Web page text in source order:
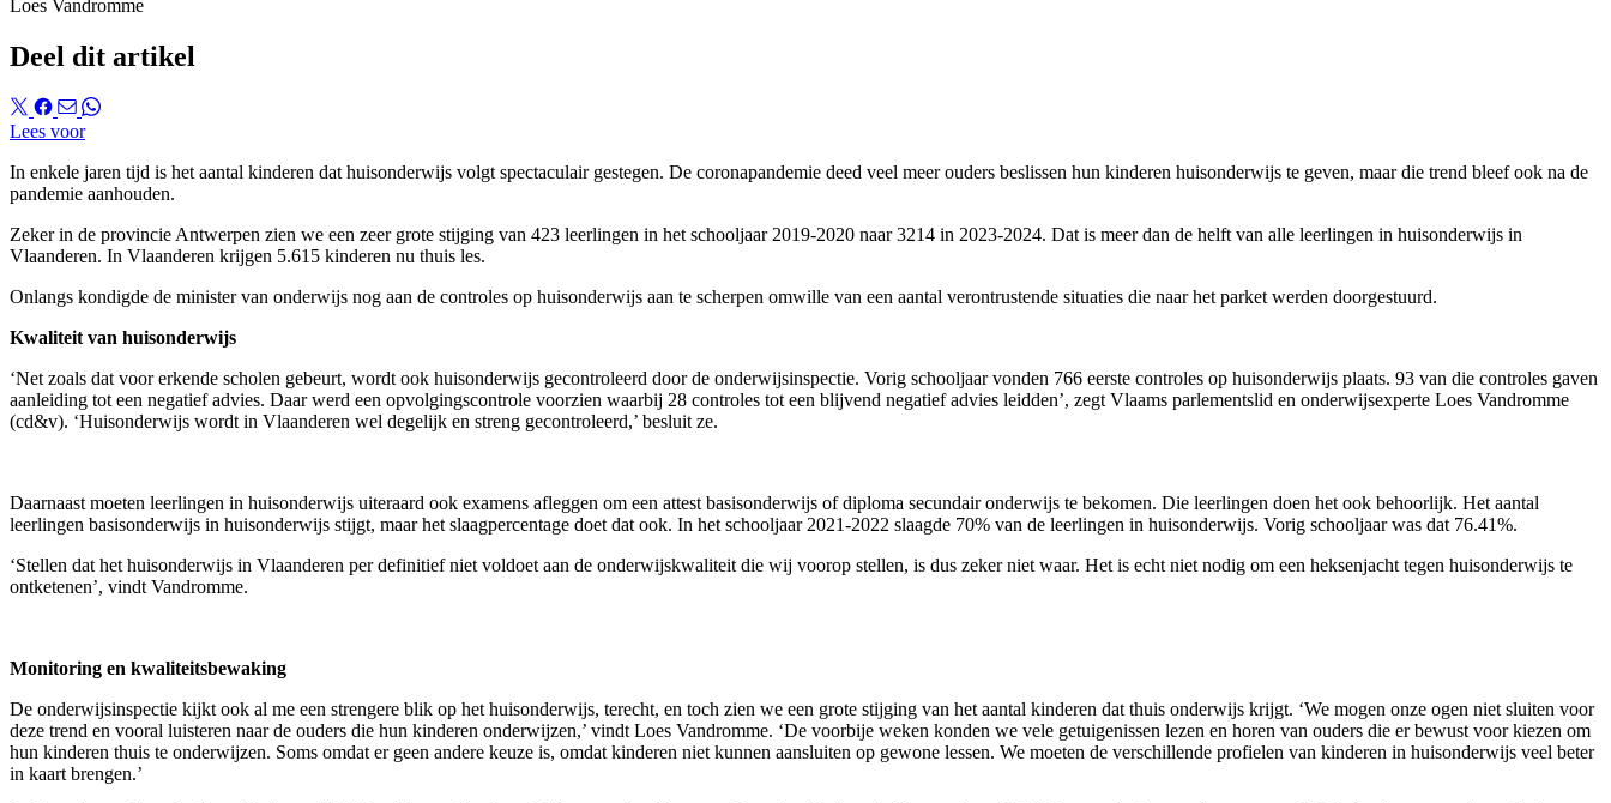
Loes Vandromme
Deel dit artikel
Lees voor
In enkele jaren tijd is het aantal kinderen dat huisonderwijs volgt spectaculair gestegen. De coronapandemie deed veel meer ouders beslissen hun kinderen huisonderwijs te geven, maar die trend bleef ook na de
pandemie aanhouden.
Zeker in de provincie Antwerpen zien we een zeer grote stijging van 423 leerlingen in het schooljaar 2019-2020 naar 3214 in 2023-2024. Dat is meer dan de helft van alle leerlingen in huisonderwijs in
Vlaanderen. In Vlaanderen krijgen 5.615 kinderen nu thuis les.
Onlangs kondigde de minister van onderwijs nog aan de controles op huisonderwijs aan te scherpen omwille van een aantal verontrustende situaties die naar het parket werden doorgestuurd.
Kwaliteit van huisonderwijs
‘Net zoals dat voor erkende scholen gebeurt, wordt ook huisonderwijs gecontroleerd door de onderwijsinspectie. Vorig schooljaar vonden 766 eerste controles op huisonderwijs plaats. 93 van die controles gaven
aanleiding tot een negatief advies. Daar werd een opvolgingscontrole voorzien waarbij 28 controles tot een blijvend negatief advies leidden’, zegt Vlaams parlementslid en onderwijsexperte Loes Vandromme
(cd&v). ‘Huisonderwijs wordt in Vlaanderen wel degelijk en streng gecontroleerd,’ besluit ze.
Daarnaast moeten leerlingen in huisonderwijs uiteraard ook examens afleggen om een attest basisonderwijs of diploma secundair onderwijs te bekomen. Die leerlingen doen het ook behoorlijk. Het aantal
leerlingen basisonderwijs in huisonderwijs stijgt, maar het slaagpercentage doet dat ook. In het schooljaar 2021-2022 slaagde 70% van de leerlingen in huisonderwijs. Vorig schooljaar was dat 76.41%.
‘Stellen dat het huisonderwijs in Vlaanderen per definitief niet voldoet aan de onderwijskwaliteit die wij voorop stellen, is dus zeker niet waar. Het is echt niet nodig om een heksenjacht tegen huisonderwijs te
ontketenen’, vindt Vandromme.
Monitoring en kwaliteitsbewaking
De onderwijsinspectie kijkt ook al me een strengere blik op het huisonderwijs, terecht, en toch zien we een grote stijging van het aantal kinderen dat thuis onderwijs krijgt. ‘We mogen onze ogen niet sluiten voor
deze trend en vooral luisteren naar de ouders die hun kinderen onderwijzen,’ vindt Loes Vandromme. ‘De voorbije weken konden we vele getuigenissen lezen en horen van ouders die er bewust voor kiezen om
hun kinderen thuis te onderwijzen. Soms omdat er geen andere keuze is, omdat kinderen niet kunnen aansluiten op gewone lessen. We moeten de verschillende profielen van kinderen in huisonderwijs veel beter
in kaart brengen.’